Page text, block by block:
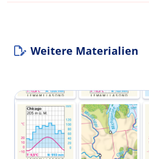
Weitere Materialien